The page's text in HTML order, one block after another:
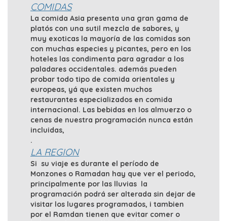
COMIDAS
La comida Asia presenta una gran gama de
platós con una sutil mezcla de sabores, y
muy exoticas la mayoría de las comidas son
con muchas especies y picantes, pero en los
hoteles las condimenta para agradar a los
paladares occidentales. además pueden
probar todo tipo de comida orientales y
europeas, yá que existen muchos
restaurantes especializados en comida
internacional. Las bebidas en los almuerzo o
cenas de nuestra programación nunca están
incluidas,
.
LA REGION
Si su viaje es durante el período de
Monzones o Ramadan hay que ver el periodo,
principalmente por las lluvias la
programación podrá ser alterada sin dejar de
visitar los lugares programados, i tambien
por el Ramdan tienen que evitar comer o